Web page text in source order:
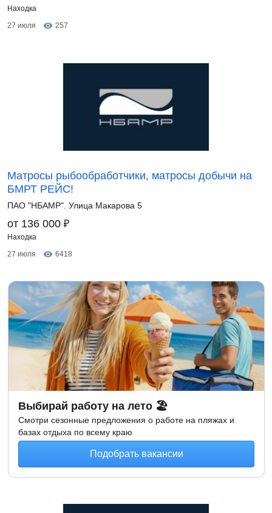
Находка
27 июля
257
Матросы рыбообработчики, матросы добычи на
БМРТ РЕЙС!
ПАО "НБАМР". Улица Макарова 5
от 136 000 ₽
Находка
27 июля
6418
Выбирай работу на лето 🏖
Смотри сезонные предложения о работе на пляжах и
базах отдыха по всему краю
Подобрать вакансии